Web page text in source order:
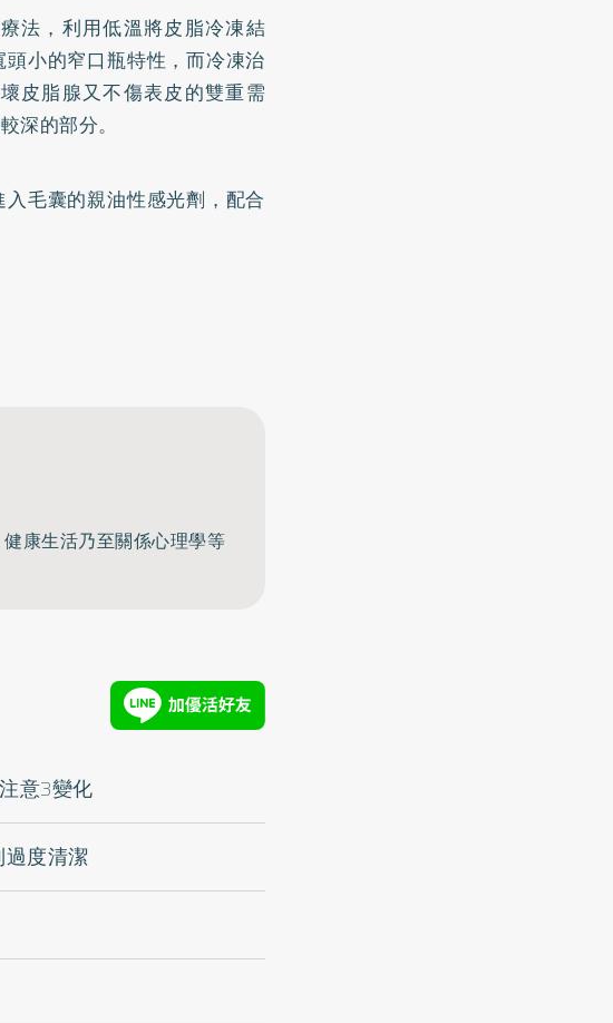
法，利用低溫將皮脂冷凍結
小的窄口瓶特性，而冷凍治
皮脂腺又不傷表皮的雙重需
深的部分。
毛囊的親油性感光劑，配合
康生活乃至關係心理學等
意3變化
度清潔